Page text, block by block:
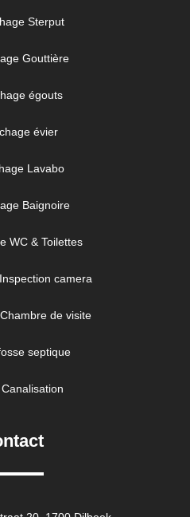
Sterput
Gouttière
égouts
évier
Lavabo
Baignoire
WC & Toilettes
camera
de visite
septique